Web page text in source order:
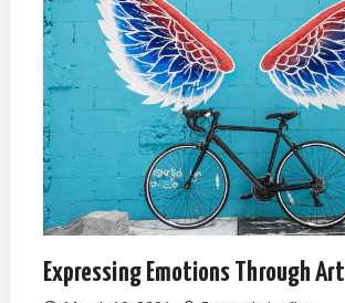
Expressing Emotions Through Art